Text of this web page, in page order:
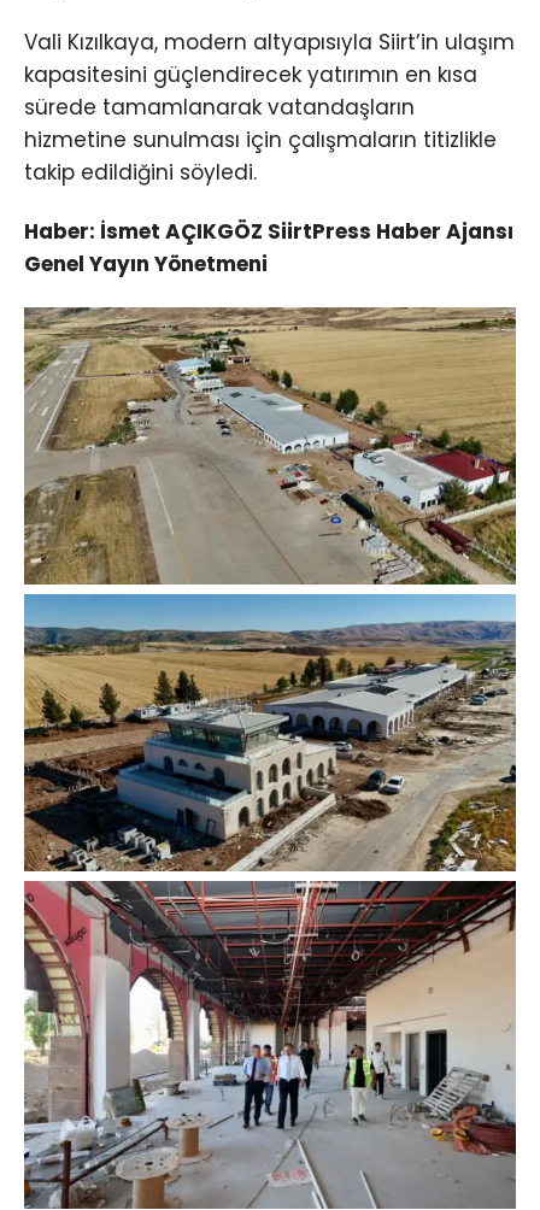
Vali Kızılkaya, modern altyapısıyla Siirt’in ulaşım
kapasitesini güçlendirecek yatırımın en kısa
sürede tamamlanarak vatandaşların
hizmetine sunulması için çalışmaların titizlikle
takip edildiğini söyledi.
Haber: İsmet AÇIKGÖZ SiirtPress Haber Ajansı
Genel Yayın Yönetmeni